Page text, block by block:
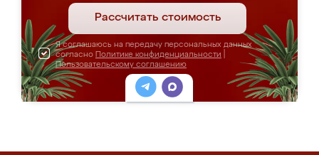
Рассчитать стоимость
Я соглашаюсь на передачу персональных данных
согласно Политике конфиденциальности
Пользовательскому соглашению